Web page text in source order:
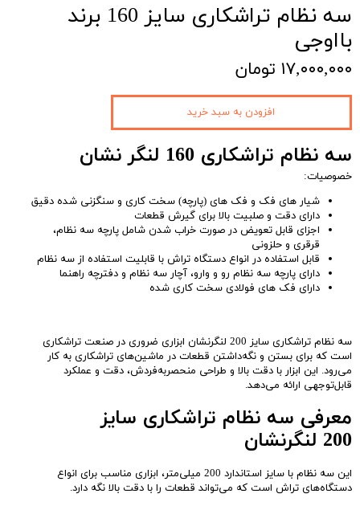
سه نظام تراشکاری سایز 160 برند
بااوجی
۱۷,۰۰۰,۰۰۰ تومان
سه نظام تراشکاری 160 لنگر نشان
خصوصیات:
شیار های فک و فک های (پارچه) سخت کاری و سنگزنی شده دقیق
دارای دقت و صلبیت بالا برای گیرش قطعات
اجزای قابل تعویض در صورت خراب شدن شامل پارچه سه نظام،
قرقری و حلزونی
قابل استفاده در انواع دستگاه تراش با قابلیت استفاده از سه نظام
دارای پارچه سه نظام رو و وارو، آچار سه نظام و دفترچه راهنما
دارای فک های فولادی سخت کاری شده
سه نظام تراشکاری سایز 200 لنگرنشان ابزاری ضروری در صنعت تراشکاری
است که برای بستن و نگه‌داشتن قطعات در ماشین‌های تراشکاری به کار
می‌رود. این ابزار با دقت بالا و طراحی منحصر‌به‌فردش، دقت و عملکرد
قابل‌توجهی ارائه می‌دهد.
معرفی سه نظام تراشکاری سایز
200 لنگرنشان
این سه نظام با سایز استاندارد 200 میلی‌متر، ابزاری مناسب برای انواع
دستگاه‌های تراش است که می‌تواند قطعات را با دقت بالا نگه دارد.
افزودن به سبد خرید